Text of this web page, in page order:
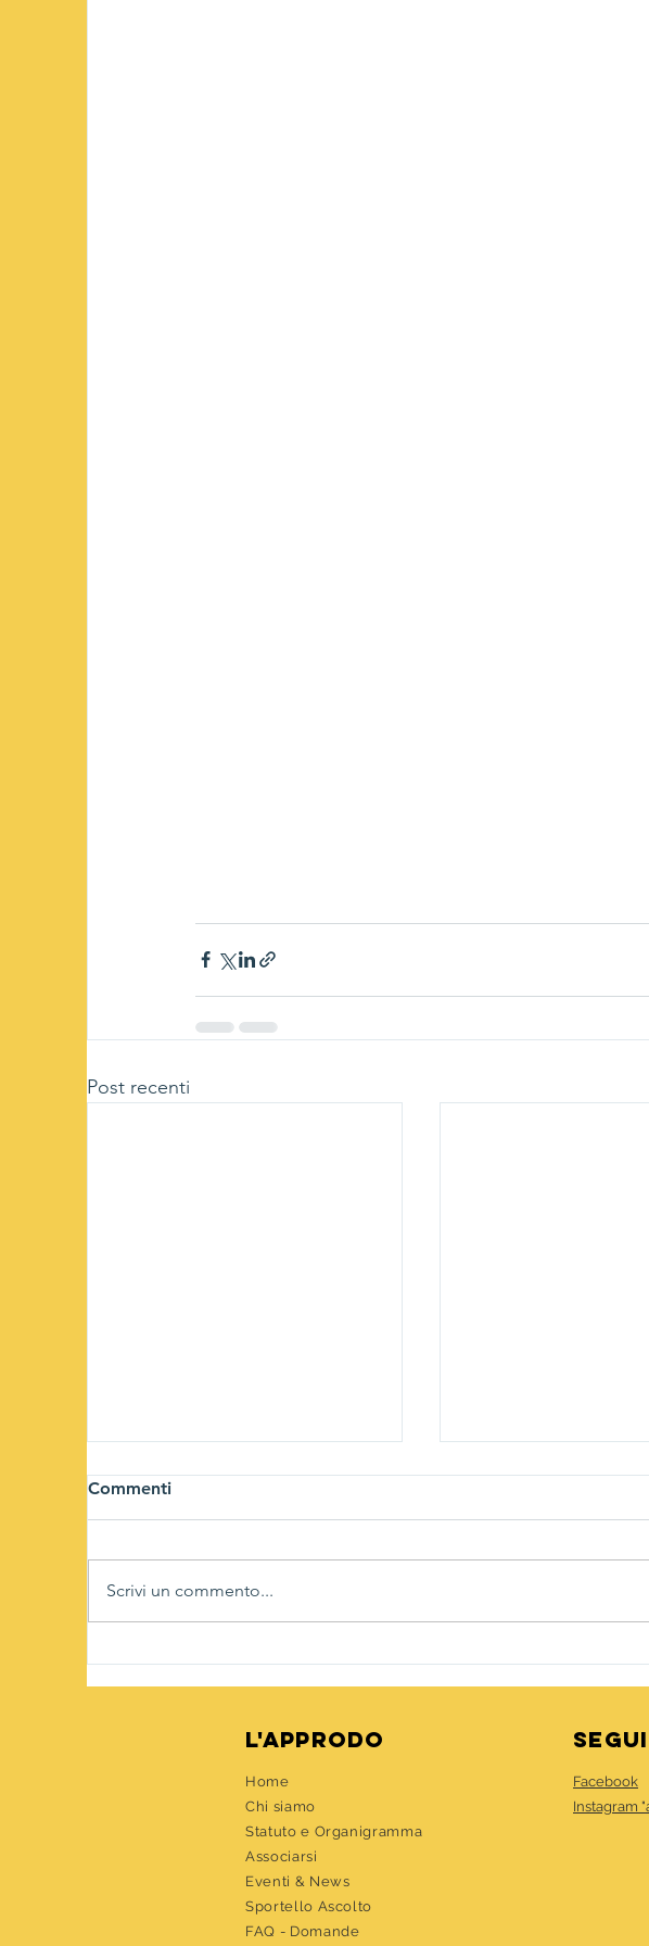
Post recenti
insieme
Di nuovo in
Commenti
Scrivi un commento...
l'approdo
Home
Chi siamo
Statuto e Organigramma
Associarsi
Eventi & News
Sportello Ascolto
FAQ - Domande
Facebook
Instagram "